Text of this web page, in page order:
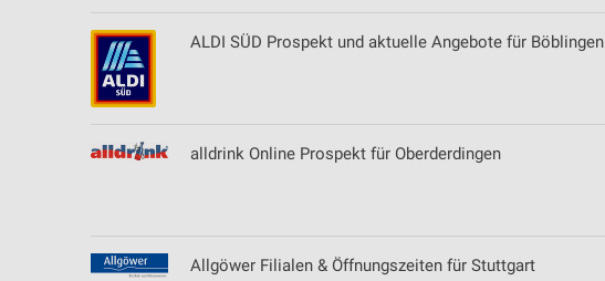
ALDI SÜD Prospekt und aktuelle Angebote für Böblingen
alldrink Online Prospekt für Oberderdingen
Allgöwer Filialen & Öffnungszeiten für Stuttgart